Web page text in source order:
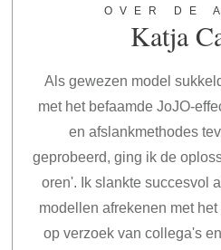
OVER DE
Katja
Als gewezen model
met het befaamde JoJO-
en afslankmethodes
geprobeerd, ging ik de
oren'. Ik slankte succesvol
modellen afrekenen met
op verzoek van collega's